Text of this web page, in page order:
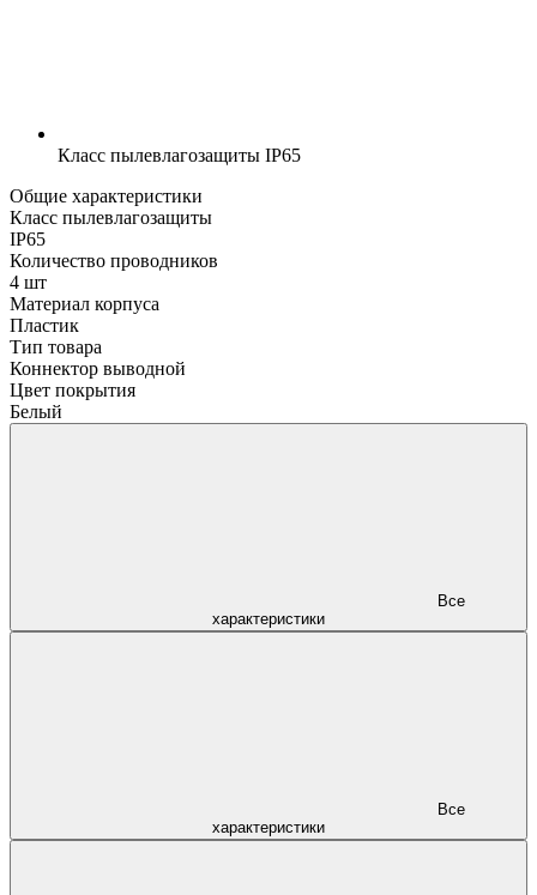
Класс пылевлагозащиты IP65
Общие характеристики
Класс пылевлагозащиты
IP65
Количество проводников
4 шт
Материал корпуса
Пластик
Тип товара
Коннектор выводной
Цвет покрытия
Белый
характеристики
характеристики